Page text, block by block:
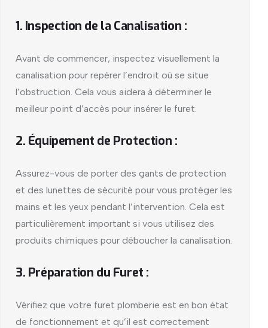
1. Inspection de la Canalisation :
Avant de commencer, inspectez visuellement la
canalisation pour repérer l’endroit où se situe
l’obstruction. Cela vous aidera à déterminer le
meilleur point d’accès pour insérer le furet.
2. Équipement de Protection :
Assurez-vous de porter des gants de protection
et des lunettes de sécurité pour vous protéger les
mains et les yeux pendant l’intervention. Cela est
particulièrement important si vous utilisez des
produits chimiques pour déboucher la canalisation.
3. Préparation du Furet :
Vérifiez que votre furet plomberie est en bon état
de fonctionnement et qu’il est correctement